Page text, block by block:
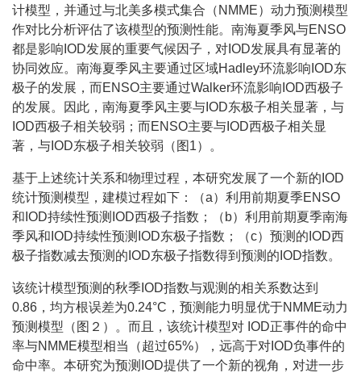
计模型，并通过与北美多模式集合（NMME）动力预测模型
作对比分析评估了该模型的预测性能。南海夏季风与ENSO
都是影响IOD发展的重要气候因子，对IOD发展具有显著的
协同效应。南海夏季风主要通过区域Hadley环流影响IOD东
极子的发展，而ENSO主要通过Walker环流影响IOD西极子
的发展。因此，南海夏季风主要与IOD东极子相关显著，与
IOD西极子相关较弱；而ENSO主要与IOD西极子相关显
著，与IOD东极子相关较弱（图1）。
基于上述统计关系和物理过程，本研究发展了一个新的IOD
统计预测模型，建模过程如下：（a）利用前期夏季ENSO
和IOD持续性预测IOD西极子指数；（b）利用前期夏季南海
季风和IOD持续性预测IOD东极子指数；（c）预测的IOD西
极子指数减去预测的IOD东极子指数得到预测的IOD指数。
该统计模型预测的秋季IOD指数与观测的相关系数达到
0.86，均方根误差为0.24°C，预测能力明显优于NMME动力
预测模型（图２）。而且，该统计模型对 IOD正事件的命中
率与NMME模型相当（超过65%），远高于对IOD负事件的
命中率。本研究为预测IOD提供了一个新的视角，对进一步